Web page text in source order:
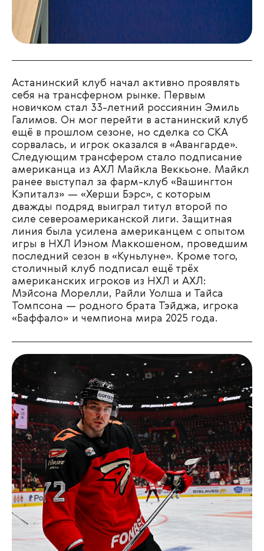
Астанинский клуб начал активно проявлять
себя на трансферном рынке. Первым
новичком стал 33-летний россиянин Эмиль
Галимов. Он мог перейти в астанинский клуб
ещё в прошлом сезоне, но сделка со СКА
сорвалась, и игрок оказался в «Авангарде».
Следующим трансфером стало подписание
американца из АХЛ Майкла Веккьоне. Майкл
ранее выступал за фарм-клуб «Вашингтон
Кэпиталз» — «Херши Бэрс», с которым
дважды подряд выиграл титул второй по
силе североамериканской лиги. Защитная
линия была усилена американцем с опытом
игры в НХЛ Иэном Маккошеном, проведшим
последний сезон в «Куньлуне». Кроме того,
столичный клуб подписал ещё трёх
американских игроков из НХЛ и АХЛ:
Мэйсона Морелли, Райли Уолша и Тайса
Томпсона — родного брата Тэйджа, игрока
«Баффало» и чемпиона мира 2025 года.